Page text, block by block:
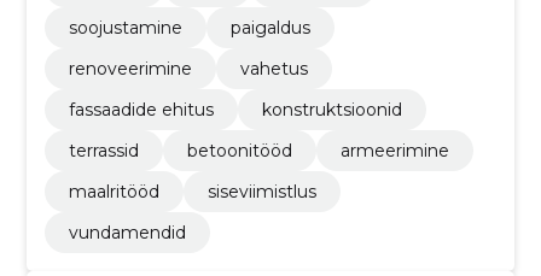
soojustamine
paigaldus
renoveerimine
vahetus
fassaadide ehitus
konstruktsioonid
terrassid
betoonitööd
armeerimine
maalritööd
siseviimistlus
vundamendid